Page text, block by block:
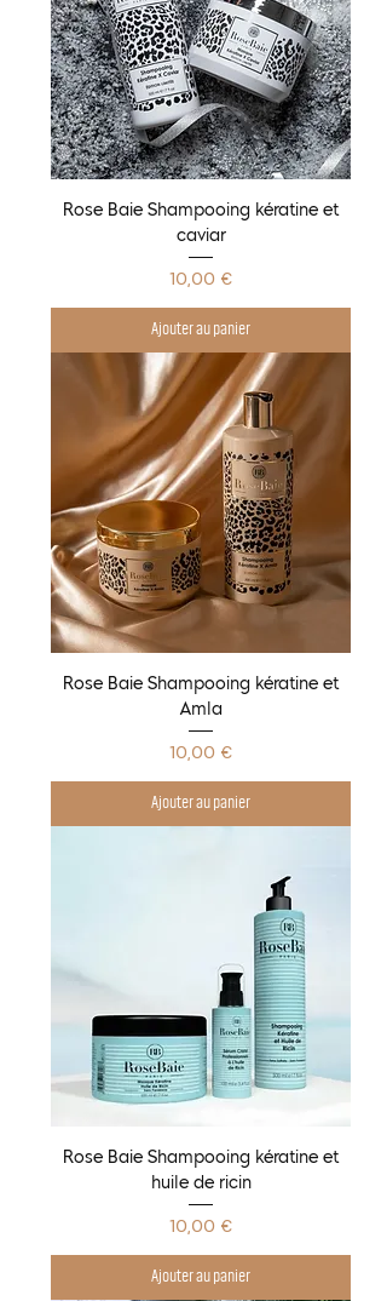
Rose Baie Shampooing kératine et
caviar
Prix
10,00 €
Ajouter au panier
Rose Baie Shampooing kératine et
Amla
Prix
10,00 €
Ajouter au panier
Rose Baie Shampooing kératine et
huile de ricin
Prix
10,00 €
Ajouter au panier